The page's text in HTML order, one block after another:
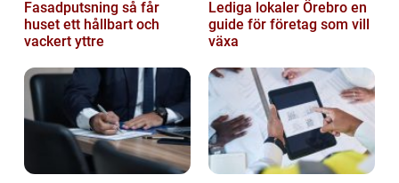
Fasadputsning så får
huset ett hållbart och
vackert yttre
Lediga lokaler Örebro en
guide för företag som vill
växa